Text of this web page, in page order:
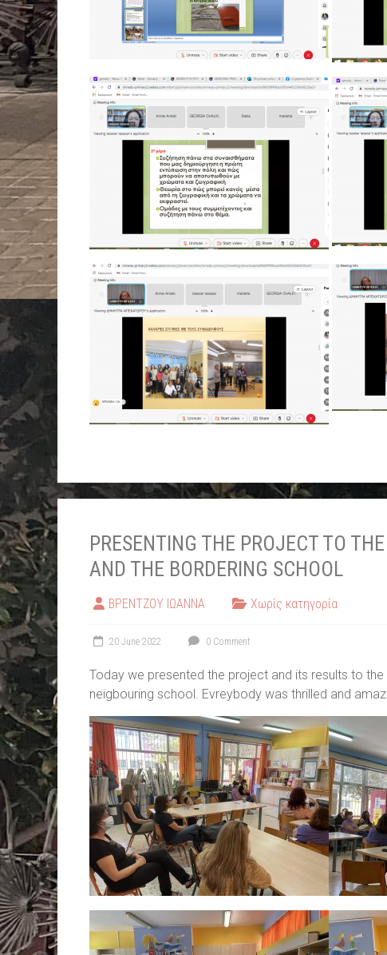
PRESENTING THE PROJECT TO
AND THE BORDERING SCHOOL
ΒΡΕΝΤΖΟΥ ΙΩΑΝΝΑ Χωρίς κατηγορία
20 June 2022 0 Comment
Today we presented the project and its results to
neigbouring school. Evreybody was thrilled and